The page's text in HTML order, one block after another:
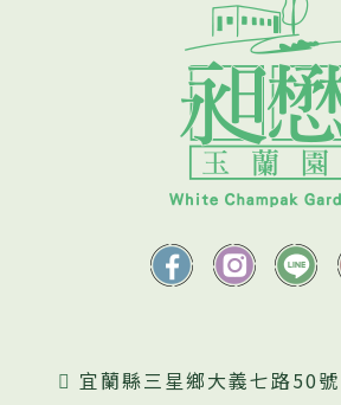
宜蘭縣三星鄉大義七路50號